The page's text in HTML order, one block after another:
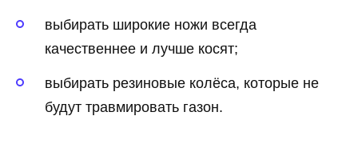
выбирать широкие ножи всегда
качественнее и лучше косят;
выбирать резиновые колёса, которые не
будут травмировать газон.